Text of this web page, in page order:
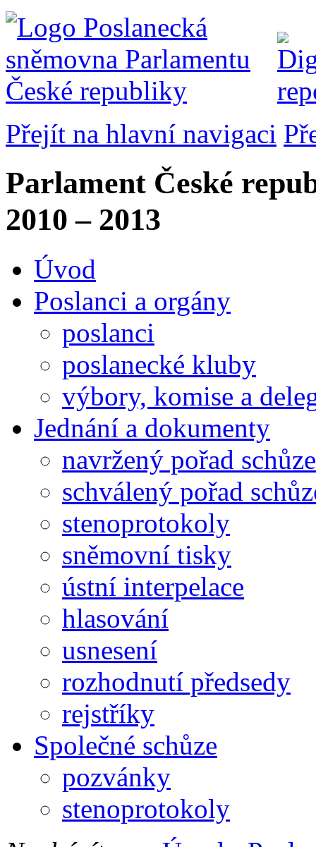
Přejít na hlavní navigaci
Parlament České
2010 – 2013
Úvod
Poslanci a orgány
poslanci
poslanecké kluby
výbory, komise a
Jednání a dokumenty
navržený pořad schůze
schválený pořad
stenoprotokoly
sněmovní tisky
ústní interpelace
hlasování
usnesení
rozhodnutí předsedy
rejstříky
Společné schůze
pozvánky
stenoprotokoly